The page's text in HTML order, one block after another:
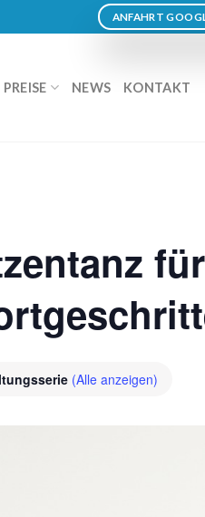
ANFAHRT
PREISE NEWS KONTAKT
(Alle anzeigen)